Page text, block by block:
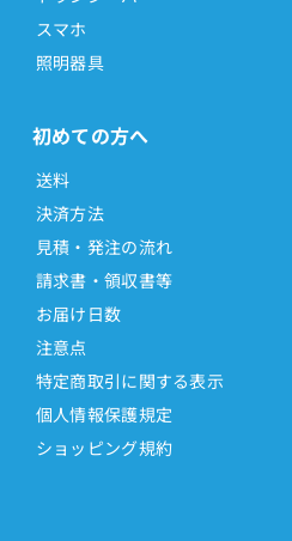
スマホ
照明器具
初めての方へ
送料
決済方法
見積・発注の流れ
請求書・領収書等
お届け日数
注意点
特定商取引に関する表示
個人情報保護規定
ショッピング規約